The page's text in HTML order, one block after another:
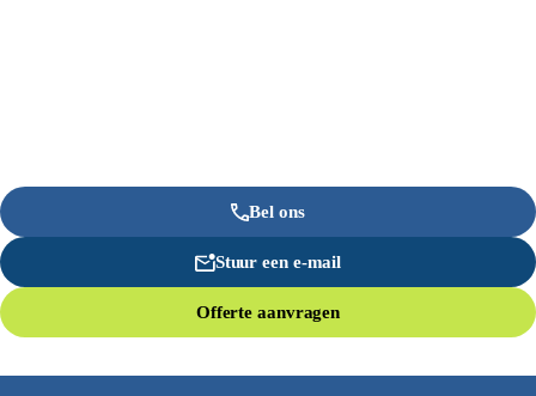
Bel ons
Stuur een e-mail
Offerte aanvragen